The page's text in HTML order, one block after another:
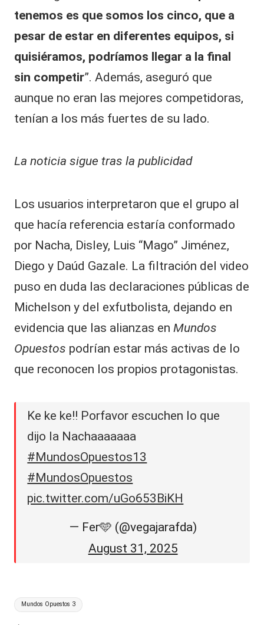
tenemos es que somos los cinco, que a
pesar de estar en diferentes equipos, si
quisiéramos, podríamos llegar a la final
sin competir”. Además, aseguró que
aunque no eran las mejores competidoras,
tenían a los más fuertes de su lado.
La noticia sigue tras la publicidad
Los usuarios interpretaron que el grupo al
que hacía referencia estaría conformado
por Nacha, Disley, Luis “Mago” Jiménez,
Diego y Daúd Gazale. La filtración del video
puso en duda las declaraciones públicas de
Michelson y del exfutbolista, dejando en
evidencia que las alianzas en Mundos
Opuestos podrían estar más activas de lo
que reconocen los propios protagonistas.
Ke ke ke!! Porfavor escuchen lo que
dijo la Nachaaaaaaa
#MundosOpuestos13
#MundosOpuestos
pic.twitter.com/uGo653BiKH
— Fer🩵 (@vegajarafda)
August 31, 2025
Etiquetas:
Mundos Opuestos 3